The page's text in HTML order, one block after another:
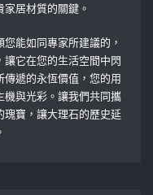
居材質的關鍵。
能如同專家所建議的，
它在您的生活空間中閃
遞的永恆價值，您的用
與光彩。讓我們共同攜
寶，讓大理石的歷史延